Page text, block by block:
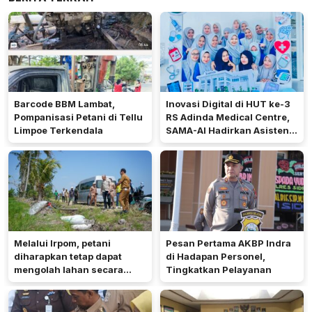
Barcode BBM Lambat,
Pompanisasi Petani di Tellu
Limpoe Terkendala
Inovasi Digital di HUT ke-3
RS Adinda Medical Centre,
SAMA-AI Hadirkan Asisten
Gizi Berbasis AI
Melalui Irpom, petani
diharapkan tetap dapat
mengolah lahan secara
optimal meski di tengah
keterbatasan air.
Pesan Pertama AKBP Indra
di Hadapan Personel,
Tingkatkan Pelayanan